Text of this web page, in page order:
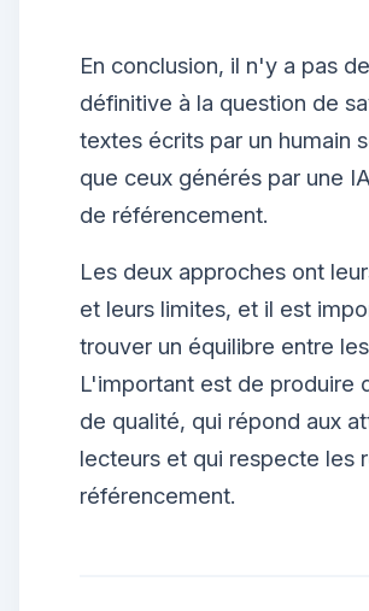
En conclusion, il n'y a pas
définitive à la question de
textes écrits par un humain
que ceux générés par une
de référencement.
Les deux approches ont
et leurs limites, et il est
trouver un équilibre entre
L'important est de produire
de qualité, qui répond aux
lecteurs et qui respecte les
référencement.